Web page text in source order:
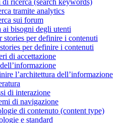
ricerca (search keywords)
tramite analytics
sui forum
ai bisogni degli utenti
stories per definire i contenuti
per definire i contenuti
di accettazione
l’architettura dell’informazione
di interazione
di navigazione
di contenuto (content type)
e standard